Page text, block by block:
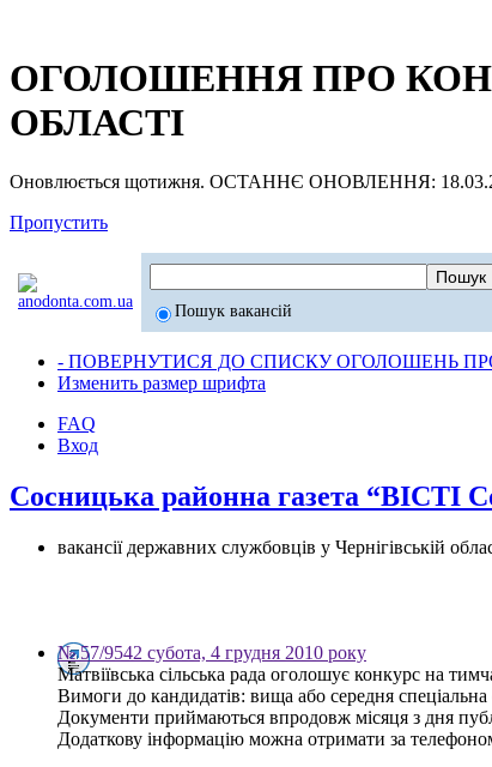
ОГОЛОШЕННЯ ПРО
ОБЛАСТІ
Оновлюється щотижня. ОСТАННЄ ОНОВЛЕННЯ:
Пропустить
Пошук вакансій
- ПОВЕРНУТИСЯ ДО СПИСКУ ОГОЛОШЕНЬ
Изменить размер шрифта
FAQ
Вход
Сосницька районна газета “ВІСТІ
вакансії державних службовців у Чернігівській
№ 57/9542 субота, 4 грудня 2010 року
Матвіївська сільська рада оголошує конкурс на
Вимоги до кандидатів: вища або середня
Документи приймаються впродовж місяця з дня
Додаткову інформацію можна отримати за